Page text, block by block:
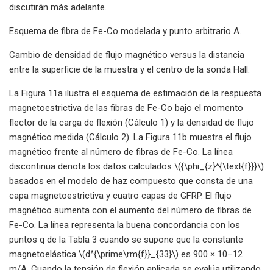
discutirán más adelante.
Esquema de fibra de Fe-Co modelada y punto arbitrario A.
Cambio de densidad de flujo magnético versus la distancia
entre la superficie de la muestra y el centro de la sonda Hall.
La Figura 11a ilustra el esquema de estimación de la respuesta
magnetoestrictiva de las fibras de Fe-Co bajo el momento
flector de la carga de flexión (Cálculo 1) y la densidad de flujo
magnético medida (Cálculo 2). La Figura 11b muestra el flujo
magnético frente al número de fibras de Fe-Co. La línea
discontinua denota los datos calculados \({\phi_{z}^{\text{f}}}\)
basados ​​en el modelo de haz compuesto que consta de una
capa magnetoestrictiva y cuatro capas de GFRP. El flujo
magnético aumenta con el aumento del número de fibras de
Fe-Co. La línea representa la buena concordancia con los
puntos q de la Tabla 3 cuando se supone que la constante
magnetoelástica \(d^{\prime\rm{f}}_{33}\) es 900 × 10−12